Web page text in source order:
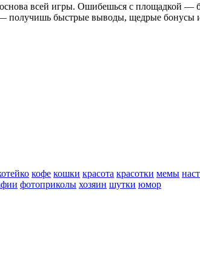
всей игры. Ошибешься с площадкой —
быстрые выводы, щедрые бонусы и
кофе кошки красота красотки мемы
фотоприколы хозяин шутки юмор